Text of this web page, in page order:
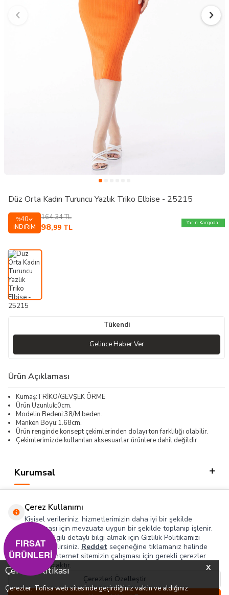
X
Çerez Politikası
Çerezler, Tofisa web sitesinde geçirdiğiniz vaktin ve aldığınız
0
Düz Orta Kadın Turuncu Yazlık Triko Elbise - 25215
%40
İNDIRIM
164,34TL
98,99 TL
Yarın Kargoda!
Tükendi
Gelince Haber Ver
Ürün Açıklaması
Kumaş:TRİKO/GEVŞEK ÖRME
Ürün Uzunluk:0cm.
Modelin Bedeni:38/M beden.
Manken Boyu:1.68cm.
Ürün renginde konsept çekimlerinden dolayı ton farklılığı olabilir.
Çekimlerimizde kullanılan aksesuarlar ürünlere dahil değildir.
Kurumsal
Hızlı Erişim
Sosyal
Adres & İletişim
Çerez Kullanımı
Kişisel verileriniz, hizmetlerimizin daha iyi bir şekilde
sunulması için mevzuata uygun bir şekilde toplanıp işlenir.
Konuyla ilgili detaylı bilgi almak için Gizlilik Politikamızı
inceleyebilirsiniz. Reddet seçeneğine tıklamanız halinde
yalnızca internet sitemizin çalışması için gerekli çerezler
kullanılacaktır.
Çerezleri Özelleştir
FIRSAT
ÜRÜNLERİ